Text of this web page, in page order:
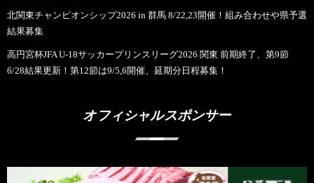
北関東チャンピオンシップ2026 in 群馬 8/22,23開催！組み合わせや県予選
結果募集
高円宮杯JFA U-18サッカープリンスリーグ2026 関東 前期終了、第9節
6/28結果更新！第12節は9/5,6開催、延期分日程募集！
オフィシャルスポンサー